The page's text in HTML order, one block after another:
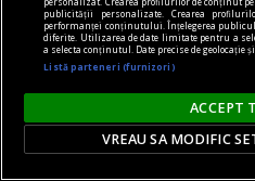
BRAT își prezintă
Digital Omnibus VII și
publicității personalizate. Crearea
performanței conținutului. Înțelegerea
diferite. Utilizarea de date limitate pentru a
a selecta conținutul. Date precise de
Listă parteneri (furnizori)
ACCEPT
VREAU SA MODIFIC